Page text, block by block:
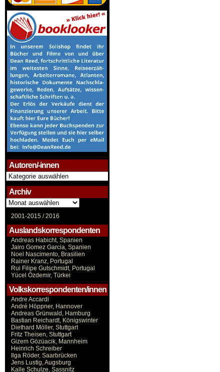
Autoren/-innen
Autoren/-
innen
Archiv
Archiv
2001-2015 /2016
Auslandskorrespondenten
Andreas Habicht, Spanien
Jairo Gomez Garcia, Spanien
Noel Nascimento, Brasilien
Rainer Kranz, Portugal
Rui Filipe Gutschmidt, Portugal
Yücel Özdemir, Türkei
Volkskorrespondenten/innen
Andre Accardi
André Höppner, Hannover
Andreas Grünwald, Hamburg
Bastian Reichardt, Königswinter
Diethard Möller, Stuttgart
Fritz Theisen, Stuttgart
Gizem Gözüacik, Mannheim
Heinrich Schreiber
Ilga Röder, Saarbrücken
Jens Lustig, Augsburg
Kalle Schulze, Sassnitz